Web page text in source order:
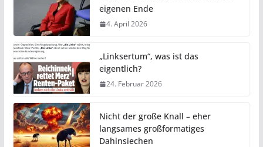
eigenen Ende
4. April 2026
„Linksertum“, was ist das
eigentlich?
24. Februar 2026
Nicht der große Knall – eher
langsames großformatiges
Dahinsiechen